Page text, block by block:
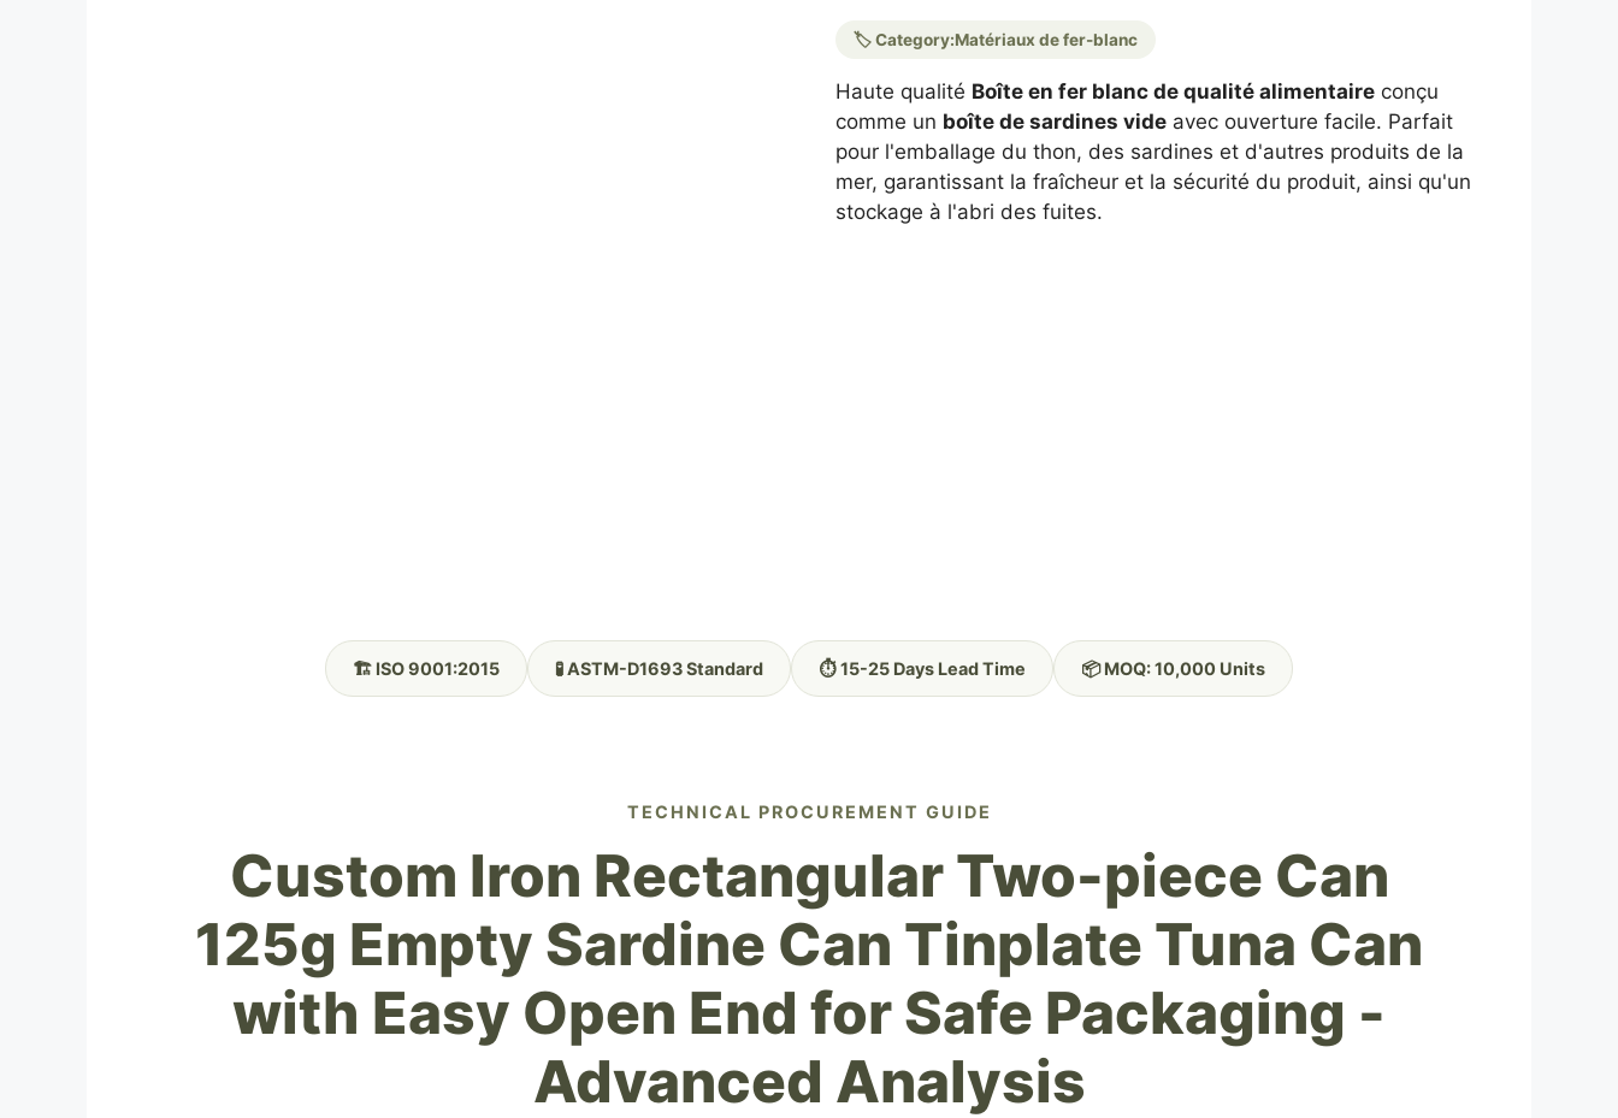
🏷️ Category:Matériaux de fer-blanc
Haute qualité Boîte en fer blanc de qualité alimentaire conçu
comme un boîte de sardines vide avec ouverture facile. Parfait
pour l'emballage du thon, des sardines et d'autres produits de la
mer, garantissant la fraîcheur et la sécurité du produit, ainsi qu'un
stockage à l'abri des fuites.
🏗️ ISO 9001:2015 🧪 ASTM-D1693 Standard ⏱️ 15-25 Days Lead Time 📦 MOQ: 10,000 Units
TECHNICAL PROCUREMENT GUIDE
Custom Iron Rectangular Two-piece Can
125g Empty Sardine Can Tinplate Tuna Can
with Easy Open End for Safe Packaging -
Advanced Analysis